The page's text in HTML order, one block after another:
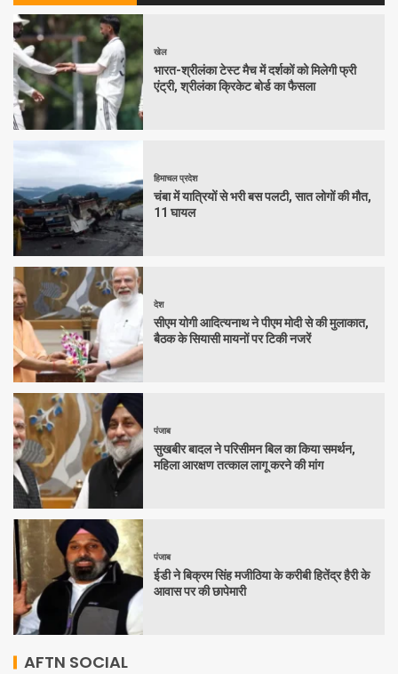
खेल
भारत-श्रीलंका टेस्ट मैच में दर्शकों को मिलेगी फ्री
एंट्री, श्रीलंका क्रिकेट बोर्ड का फैसला
हिमाचल प्रदेश
चंबा में यात्रियों से भरी बस पलटी, सात लोगों की मौत,
11 घायल
देश
सीएम योगी आदित्यनाथ ने पीएम मोदी से की मुलाकात,
बैठक के सियासी मायनों पर टिकी नजरें
पंजाब
सुखबीर बादल ने परिसीमन बिल का किया समर्थन,
महिला आरक्षण तत्काल लागू करने की मांग
पंजाब
ईडी ने बिक्रम सिंह मजीठिया के करीबी हितेंद्र हैरी के
आवास पर की छापेमारी
AFTN SOCIAL